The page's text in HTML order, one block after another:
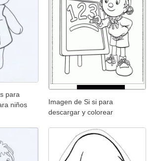
para
niños
Imagen de Si si para
descargar y colorear